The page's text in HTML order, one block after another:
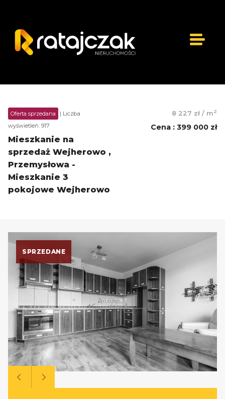
Oferta sprzedana
| Liczba
wyświetleń: 917
Mieszkanie na
sprzedaż Wejherowo ,
Przemysłowa -
Mieszkanie 3
pokojowe Wejherowo
8 227 zł / m2
Cena : 399 000 zł
SPRZEDANE